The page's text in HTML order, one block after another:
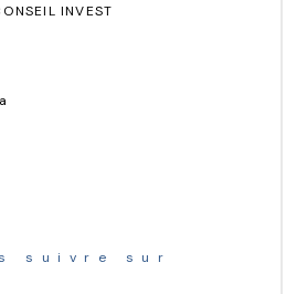
INVEST
suivre sur